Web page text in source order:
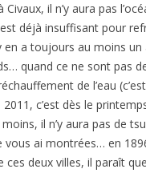
il n’y aura pas
est déjà insuffisant pour
a toujours au moins un
quand ce ne sont pas
de l’eau
c’est dès le
moins, il n’y aura pas de
vous ai montrées… en
deux villes, il paraît